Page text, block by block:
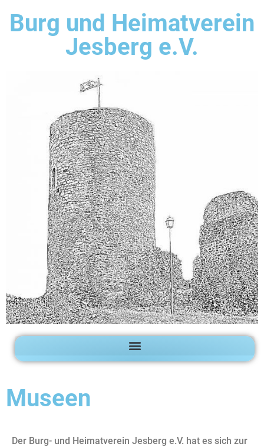
Burg und Heimatverein
Jesberg e.V.
Museen
Der Burg- und Heimatverein Jesberg e.V. hat es sich zur